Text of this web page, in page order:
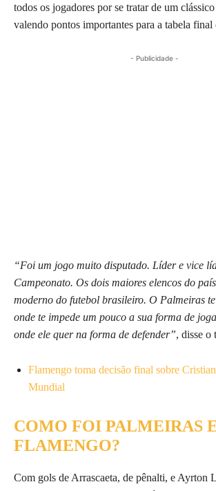
todos os jogadores por se tratar de um
valendo pontos importantes para a tabela
- Publicidade -
“Foi um jogo muito disputado. Líder e vice
Campeonato. Os dois maiores elencos do
moderno do futebol brasileiro. O Palmeiras
onde te impede um pouco a sua forma de
onde ele quer na forma de defender”, disse o
Flamengo toma decisão final sobre
Mundial
COMO FOI PALMEIRAS
FLAMENGO?
Com gols de Arrascaeta, de pênalti, e Ayrton